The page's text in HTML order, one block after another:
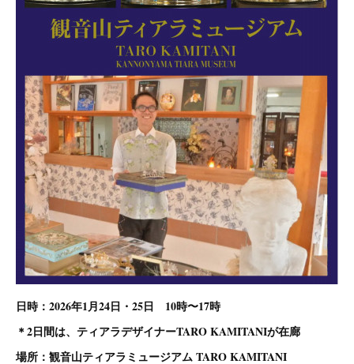
日時：2026年1月24日・25日 10時〜17時
＊2日間は、ティアラデザイナーTARO KAMITANIが在廊
場所：観音山ティアラミュージアム TARO KAMITANI